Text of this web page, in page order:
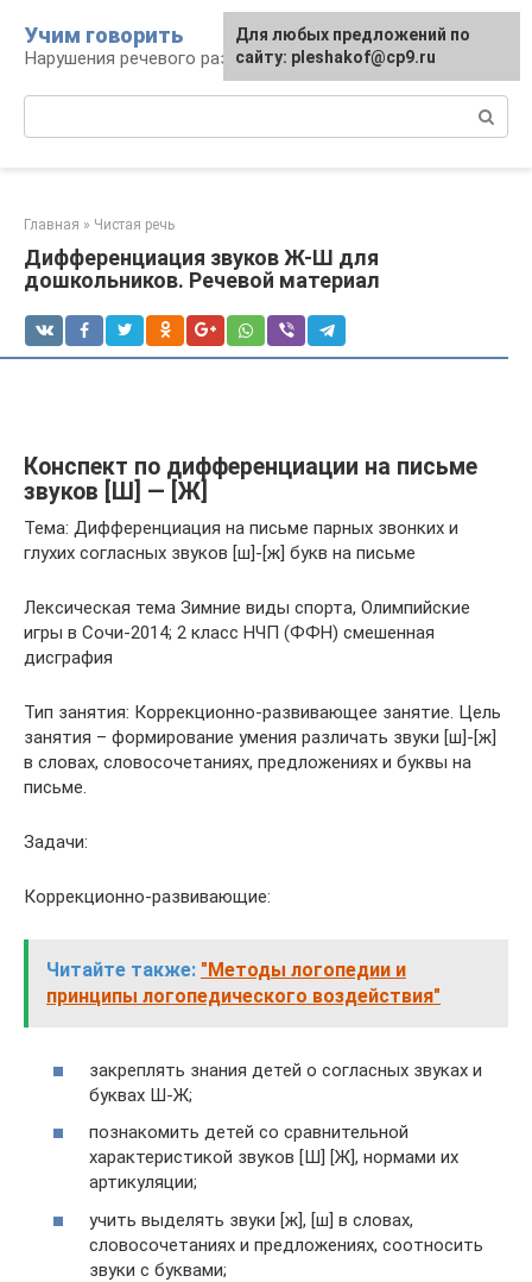
контенту
Учим говорить
Нарушения речевого развития
Главная » Чистая речь
Дифференциация звуков Ж-Ш для
дошкольников. Речевой материал
Конспект по дифференциации на письме
звуков [Ш] — [Ж]
Тема: Дифференциация на письме парных звонких и
глухих согласных звуков [ш]-[ж] букв на письме
Лексическая тема Зимние виды спорта, Олимпийские
игры в Сочи-2014; 2 класс НЧП (ФФН) смешенная
дисграфия
Тип занятия: Коррекционно-развивающее занятие. Цель
занятия – формирование умения различать звуки [ш]-[ж]
в словах, словосочетаниях, предложениях и буквы на
письме.
Задачи:
Коррекционно-развивающие:
Читайте также: "Методы логопедии и
принципы логопедического воздействия"
закреплять знания детей о согласных звуках и
буквах Ш-Ж;
познакомить детей со сравнительной
характеристикой звуков [Ш] [Ж], нормами их
артикуляции;
учить выделять звуки [ж], [ш] в словах,
словосочетаниях и предложениях, соотносить
звуки с буквами;
Для любых предложений по
сайту: pleshakof@cp9.ru